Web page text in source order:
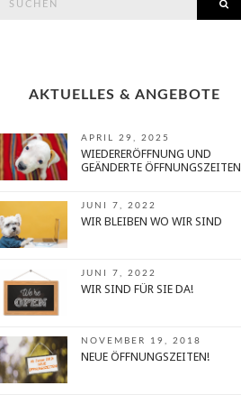
AKTUELLES & ANGEBOTE
APRIL 29, 2025
WIEDERERÖFFNUNG UND
GEÄNDERTE ÖFFNUNGSZEITEN
JUNI 7, 2022
WIR BLEIBEN WO WIR SIND
JUNI 7, 2022
WIR SIND FÜR SIE DA!
NOVEMBER 19, 2018
NEUE ÖFFNUNGSZEITEN!